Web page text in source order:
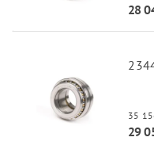
28
29